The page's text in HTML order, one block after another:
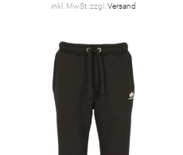
inkl. MwSt. zzgl. Versand